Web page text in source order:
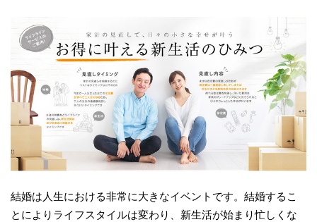
結婚は人生における非常に大きなイベントです。結婚するこ
とによりライフスタイルは変わり、新生活が始まり忙しくな